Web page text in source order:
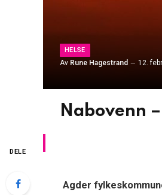
HELSE
Av Rune Hagestrand 12.
Nabovenn
DELE
Agder